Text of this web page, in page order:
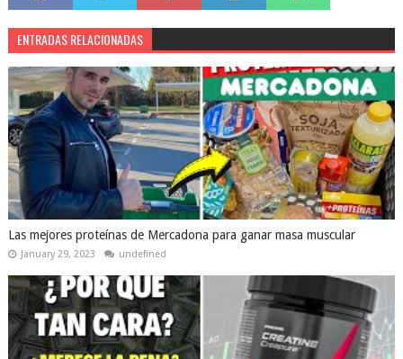
ENTRADAS RELACIONADAS
Las mejores proteínas de Mercadona para ganar masa muscular
January 29, 2023 undefined